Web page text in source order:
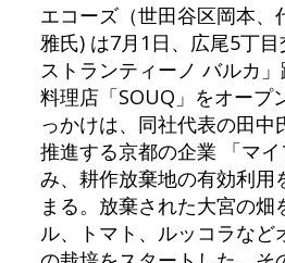
エコーズ（世田谷区岡本、
雅氏) は7月1日、広尾5丁
ストランティーノ バルカ
料理店「SOUQ」をオープ
っかけは、同社代表の田中
推進する京都の企業 「マ
み、耕作放棄地の有効利用
まる。放棄された大宮の畑
ル、トマト、ルッコラなど